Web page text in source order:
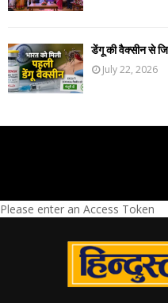
डेंगू की वैक्सीन से
July 22, 2026
Please enter an Access Token